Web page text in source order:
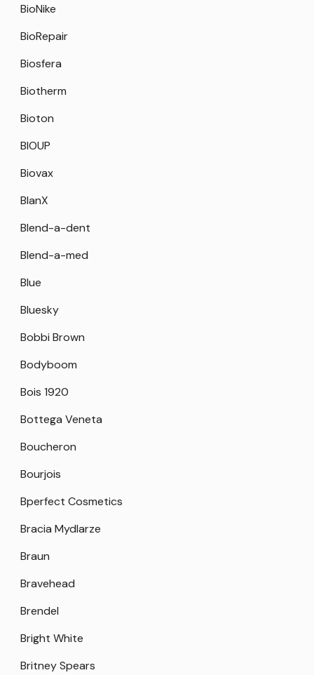
BioNike
BioRepair
Biosfera
Biotherm
Bioton
BIOUP
Biovax
BlanX
Blend-a-dent
Blend-a-med
Blue
Bluesky
Bobbi Brown
Bodyboom
Bois 1920
Bottega Veneta
Boucheron
Bourjois
Bperfect Cosmetics
Bracia Mydlarze
Braun
Bravehead
Brendel
Bright White
Britney Spears